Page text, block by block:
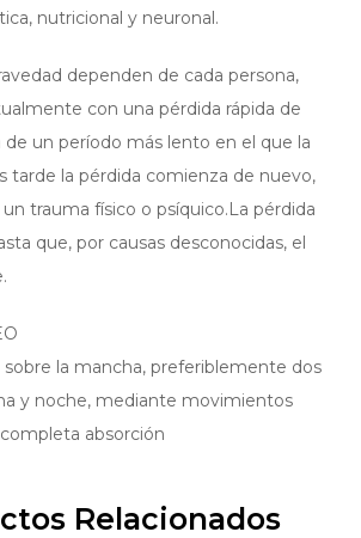
nutricional y neuronal.
dependen de cada persona,
con una pérdida rápida de
un período más lento en el que la
tarde la pérdida comienza de nuevo,
trauma físico o psíquico.La pérdida
que, por causas desconocidas, el
la mancha, preferiblemente dos
y noche, mediante movimientos
absorción
Relacionados